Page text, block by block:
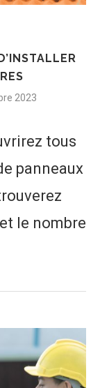
2023
tous
panneaux
le nombre